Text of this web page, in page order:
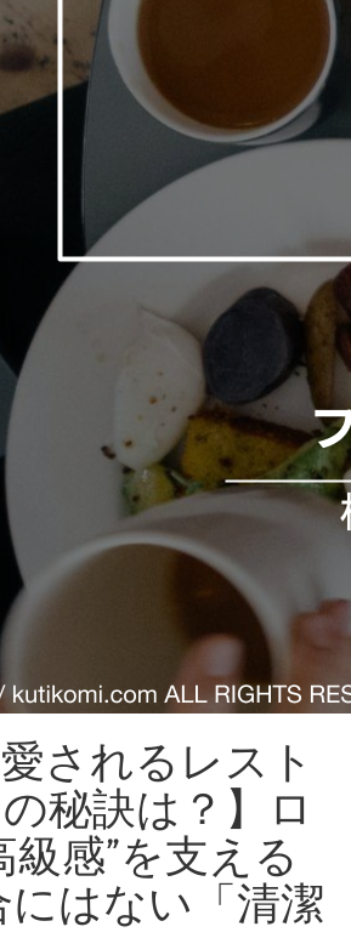
愛されるレスト
秘訣は？】ロ
級感”を支える
にはない「清潔